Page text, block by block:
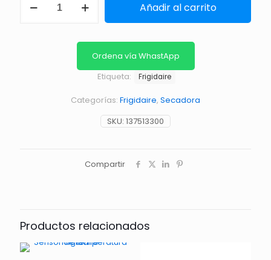
PLASTICA
Añadir al carrito
Ordena vía WhastApp
SKU: 137513300
Categorías: Frigidaire, Secadora
Etiqueta: Frigidaire
Compartir
Productos relacionados